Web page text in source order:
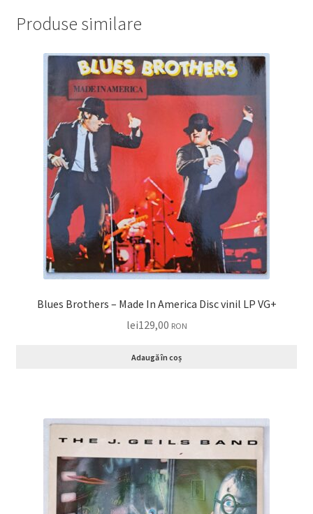
Produse similare
Blues Brothers – Made In America Disc vinil LP VG+
lei129,00 RON
Adaugă în coș